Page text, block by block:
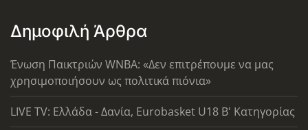
Δημοφιλή Άρθρα
Ένωση Παικτριών WNBA: «Δεν επιτρέπουμε να μας
χρησιμοποιήσουν ως πολιτικά πιόνια»
LIVE TV: Ελλάδα - Δανία, Eurobasket U18 Β' Κατηγορίας